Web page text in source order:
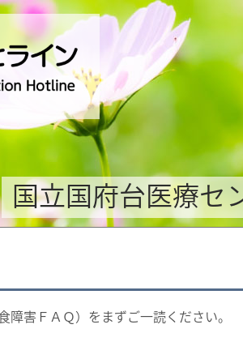
国立国府台医療セ
害ＦＡＱ）をまずご一読ください。